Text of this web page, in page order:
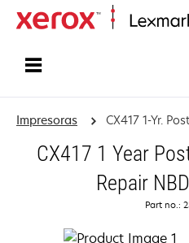
Impresoras CX417 1-Yr.
CX417 1 Year
Repair
Part no.: